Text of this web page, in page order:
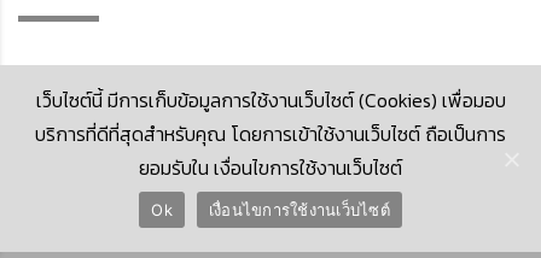
© 2026 Krungthai Computer Services Co., Ltd. (KTCS)
เว็บไซต์นี้ มีการเก็บข้อมูลการใช้งานเว็บไซต์ (Cookies) เพื่อมอบ
บริการที่ดีที่สุดสำหรับคุณ โดยการเข้าใช้งานเว็บไซต์ ถือเป็นการ
ยอมรับใน เงื่อนไขการใช้งานเว็บไซต์
Ok เงื่อนไขการใช้งานเว็บไซต์